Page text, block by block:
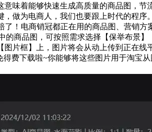
味着能够快速生成高质量的商品图，
做为电商人，我们也要跟上时代的程
！电商销冠都正在用的商品图、营销
商品图，可按照需求选择【保举布景
片框】上，图片将会从动上传到正在
费下载啦~你能够将这些图片用于淘宝